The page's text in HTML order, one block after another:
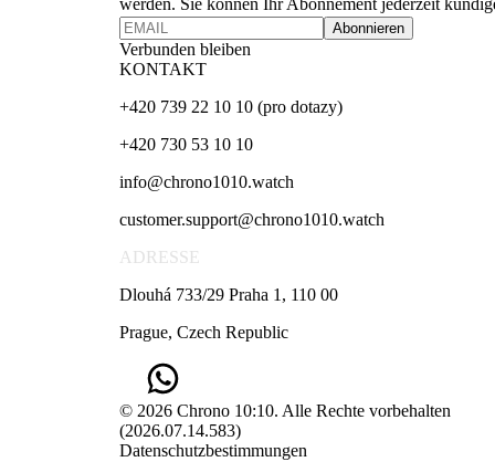
werden. Sie können Ihr Abonnement jederzeit
Abonnieren
Verbunden bleiben
KONTAKT
+420 739 22 10 10 (pro dotazy)
+420 730 53 10 10
info@chrono1010.watch
customer.support@chrono1010.watch
ADRESSE
Dlouhá 733/29 Praha 1, 110 00
Prague, Czech Republic
© 2026 Chrono 10:10. Alle Rechte vorbehalten
(2026.07.14.583)
Datenschutzbestimmungen